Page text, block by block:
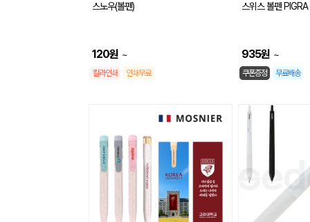
스노우(볼펜)
120원 ~
칼라인쇄 인쇄무료
스위스 볼펜
935원 ~
쿠폰증정 무료배송